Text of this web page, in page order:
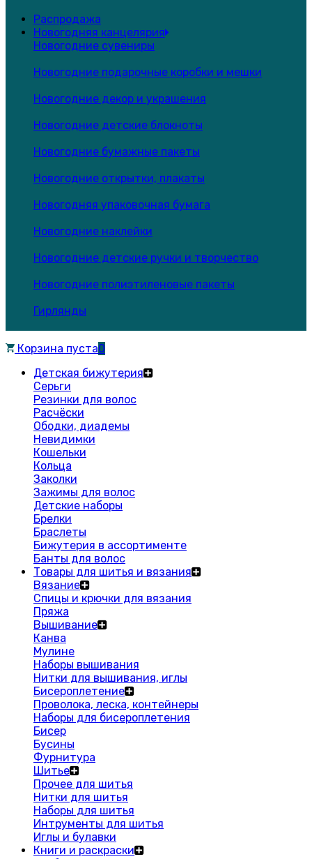
Распродажа
Новогодняя канцелярия
Новогодние сувениры
Новогодние подарочные коробки и мешки
Новогодние декор и украшения
Новогодние детские блокноты
Новогодние бумажные пакеты
Новогодние открытки, плакаты
Новогодняя упаковочная бумага
Новогодние наклейки
Новогодние детские ручки и творчество
Новогодние полиэтиленовые пакеты
Гирлянды
Корзина пуста0
Детская бижутерия
Серьги
Резинки для волос
Расчёски
Ободки, диадемы
Невидимки
Кошельки
Кольца
Заколки
Зажимы для волос
Детские наборы
Брелки
Браслеты
Бижутерия в ассортименте
Банты для волос
Товары для шитья и вязания
Вязание
Спицы и крючки для вязания
Пряжа
Вышивание
Канва
Мулине
Наборы вышивания
Нитки для вышивания, иглы
Бисероплетение
Проволока, леска, контейнеры
Наборы для бисероплетения
Бисер
Бусины
Фурнитура
Шитье
Прочее для шитья
Нитки для шитья
Наборы для шитья
Интрументы для шитья
Иглы и булавки
Книги и раскраски